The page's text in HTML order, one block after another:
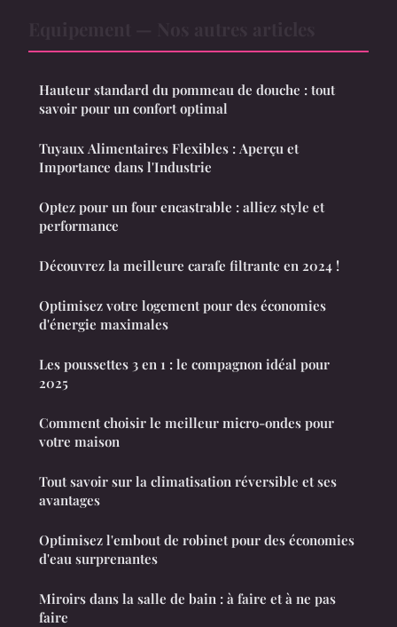
Hauteur standard du pommeau de douche : tout
savoir pour un confort optimal
Tuyaux Alimentaires Flexibles : Aperçu et
Importance dans l'Industrie
Optez pour un four encastrable : alliez style et
performance
Découvrez la meilleure carafe filtrante en 2024 !
Optimisez votre logement pour des économies
d'énergie maximales
Les poussettes 3 en 1 : le compagnon idéal pour
2025
Comment choisir le meilleur micro-ondes pour
votre maison
Tout savoir sur la climatisation réversible et ses
avantages
Optimisez l'embout de robinet pour des économies
d'eau surprenantes
Miroirs dans la salle de bain : à faire et à ne pas
faire